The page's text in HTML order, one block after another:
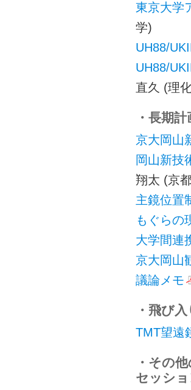
東京大学
学)
UH88/
UH88/
直久 (理
・長期
京大岡山
岡山新技
翔太 (京
主鏡位置
もぐらの
大学間連
京大岡山
議論メモ
・飛び
TMT望遠
・その
セッシ